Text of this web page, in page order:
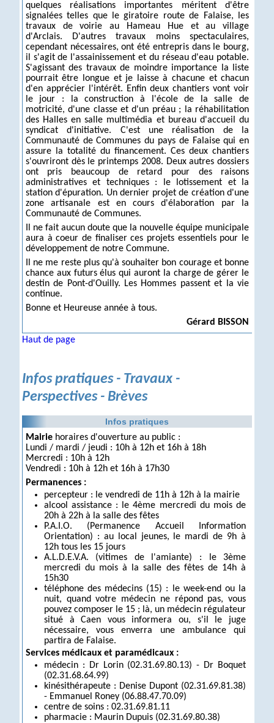
quelques réalisations importantes méritent d'être
signalées telles que le giratoire route de Falaise, les
travaux de voirie au Hameau Hue et au village
d'Arclais. D'autres travaux moins spectaculaires,
cependant nécessaires, ont été entrepris dans le bourg,
il s'agit de l'assainissement et du réseau d'eau potable.
S'agissant des travaux de moindre importance la liste
pourrait être longue et je laisse à chacune et chacun
d'en apprécier l'intérêt. Enfin deux chantiers vont voir
le jour : la construction à l'école de la salle de
motricité, d'une classe et d'un préau ; la réhabilitation
des Halles en salle multimédia et bureau d'accueil du
syndicat d'initiative. C'est une réalisation de la
Communauté de Communes du pays de Falaise qui en
assure la totalité du financement. Ces deux chantiers
s'ouvriront dès le printemps 2008. Deux autres dossiers
ont pris beaucoup de retard pour des raisons
administratives et techniques : le lotissement et la
station d'épuration. Un dernier projet de création d'une
zone artisanale est en cours d'élaboration par la
Communauté de Communes.
Il ne fait aucun doute que la nouvelle équipe municipale
aura à coeur de finaliser ces projets essentiels pour le
développement de notre Commune.
Il ne me reste plus qu'à souhaiter bon courage et bonne
chance aux futurs élus qui auront la charge de gérer le
destin de Pont-d'Ouilly. Les Hommes passent et la vie
continue.
Bonne et Heureuse année à tous.
Gérard BISSON
Haut de page
Infos pratiques - Travaux -
Perspectives - Brèves
Infos pratiques
Mairiehoraires d'ouverture au public :
Lundi / mardi / jeudi : 10h à 12h et 16h à 18h
Mercredi : 10h à 12h
Vendredi : 10h à 12h et 16h à 17h30
Permanences :
percepteur : le vendredi de 11h à 12h à la mairie
alcool assistance : le 4ème mercredi du mois de
20h à 22h à la salle des fêtes
P.A.I.O. (Permanence Accueil Information
Orientation) : au local jeunes, le mardi de 9h à
12h tous les 15 jours
A.L.D.E.V.A. (vitimes de l'amiante) : le 3ème
mercredi du mois à la salle des fêtes de 14h à
15h30
téléphone des médecins (15) : le week-end ou la
nuit, quand votre médecin ne répond pas, vous
pouvez composer le 15 ; là, un médecin régulateur
situé à Caen vous informera ou, s'il le juge
nécessaire, vous enverra une ambulance qui
partira de Falaise.
Services médicaux et paramédicaux :
médecin : Dr Lorin (02.31.69.80.13) - Dr Boquet
(02.31.68.64.99)
kinésithérapeute : Denise Dupont (02.31.69.81.38)
- Emmanuel Roney (06.88.47.70.09)
centre de soins : 02.31.69.81.11
pharmacie : Maurin Dupuis (02.31.69.80.38)